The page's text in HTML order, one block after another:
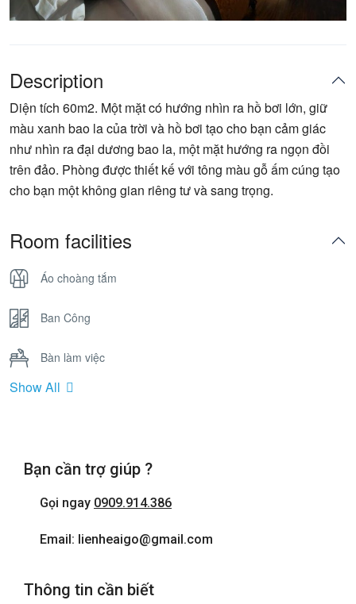
Description
Diện tích 60m2. Một mặt có hướng nhìn ra hồ bơi lớn, giữ
màu xanh bao la của trời và hồ bơi tạo cho bạn cảm giác
như nhìn ra đại dương bao la, một mặt hướng ra ngọn đồi
trên đảo. Phòng được thiết kế với tông màu gỗ ấm cúng tạo
cho bạn một không gian riêng tư và sang trọng.
Room facilities
Áo choàng tắm
Ban Công
Bàn làm việc
Bồn Tắm Nằm
Điện thoại
Phòng tắm đứng
Show All
Bạn cần trợ giúp ?
Gọi ngay 0909.914.386
Email: lienheaigo@gmail.com
Thông tin cần biết